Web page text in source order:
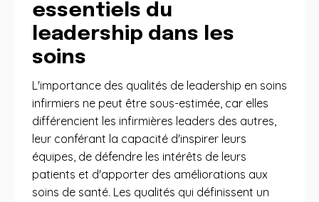
essentiels du
leadership dans les
soins
L'importance des qualités de leadership en soins
infirmiers ne peut être sous-estimée, car elles
différencient les infirmières leaders des autres,
leur conférant la capacité d'inspirer leurs
équipes, de défendre les intérêts de leurs
patients et d'apporter des améliorations aux
soins de santé. Les qualités qui définissent un